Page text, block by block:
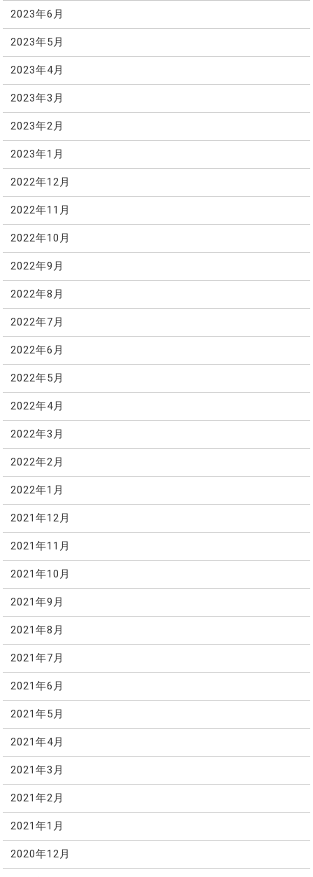
2023年6月
2023年5月
2023年4月
2023年3月
2023年2月
2023年1月
2022年12月
2022年11月
2022年10月
2022年9月
2022年8月
2022年7月
2022年6月
2022年5月
2022年4月
2022年3月
2022年2月
2022年1月
2021年12月
2021年11月
2021年10月
2021年9月
2021年8月
2021年7月
2021年6月
2021年5月
2021年4月
2021年3月
2021年2月
2021年1月
2020年12月